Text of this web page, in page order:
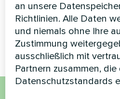
MyCond Split-Wärmepumpen
der BeeHeat-Serie sorgen für
effizientes Heizen und Kühlen
für Komfort im Alltag
an unsere
Richtlinien. Alle Daten
und niemals ohne Ihre
Zustimmung
ausschließlich mit
Partnern zusammen,
Datenschutzstandards